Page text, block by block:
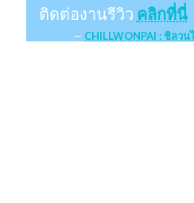
ติดต่องานรีวิว คลิกที่นี่
CHILLWONPAI : ชิลว